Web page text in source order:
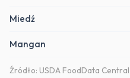
Miedź
Mangan
Źródło: USDA FoodData Central